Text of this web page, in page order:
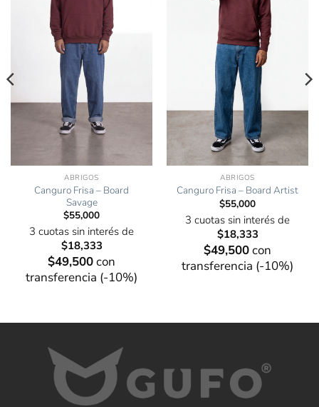
ABRIGOS
Canguro Frisa – Board
Savage
$55,000
3 cuotas sin interés de
$18,333
$49,500con
transferencia (-10%)
ABRIGOS
Canguro Frisa – Board Artist
$55,000
3 cuotas sin interés de
$18,333
$49,500con
transferencia (-10%)